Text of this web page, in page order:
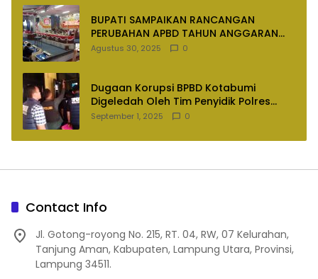
BUPATI SAMPAIKAN RANCANGAN
PERUBAHAN APBD TAHUN ANGGARAN
2025
Agustus 30, 2025 0
Dugaan Korupsi BPBD Kotabumi
Digeledah Oleh Tim Penyidik Polres
Lampung Utara
September 1, 2025 0
Contact Info
Jl. Gotong-royong No. 215, RT. 04, RW, 07 Kelurahan,
Tanjung Aman, Kabupaten, Lampung Utara, Provinsi,
Lampung 34511.